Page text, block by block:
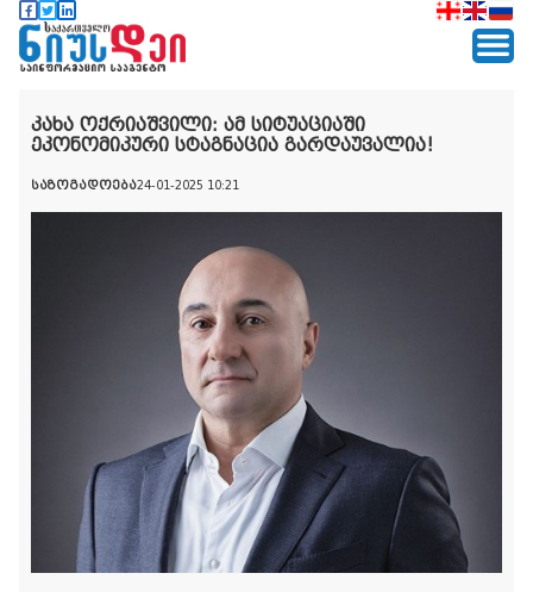
კახა ოქრიაშვილი: ამ სიტუაციაში
ეკონომიკური სტაგნაცია გარდაუვალია!
საზოგადოება24-01-2025 10:21